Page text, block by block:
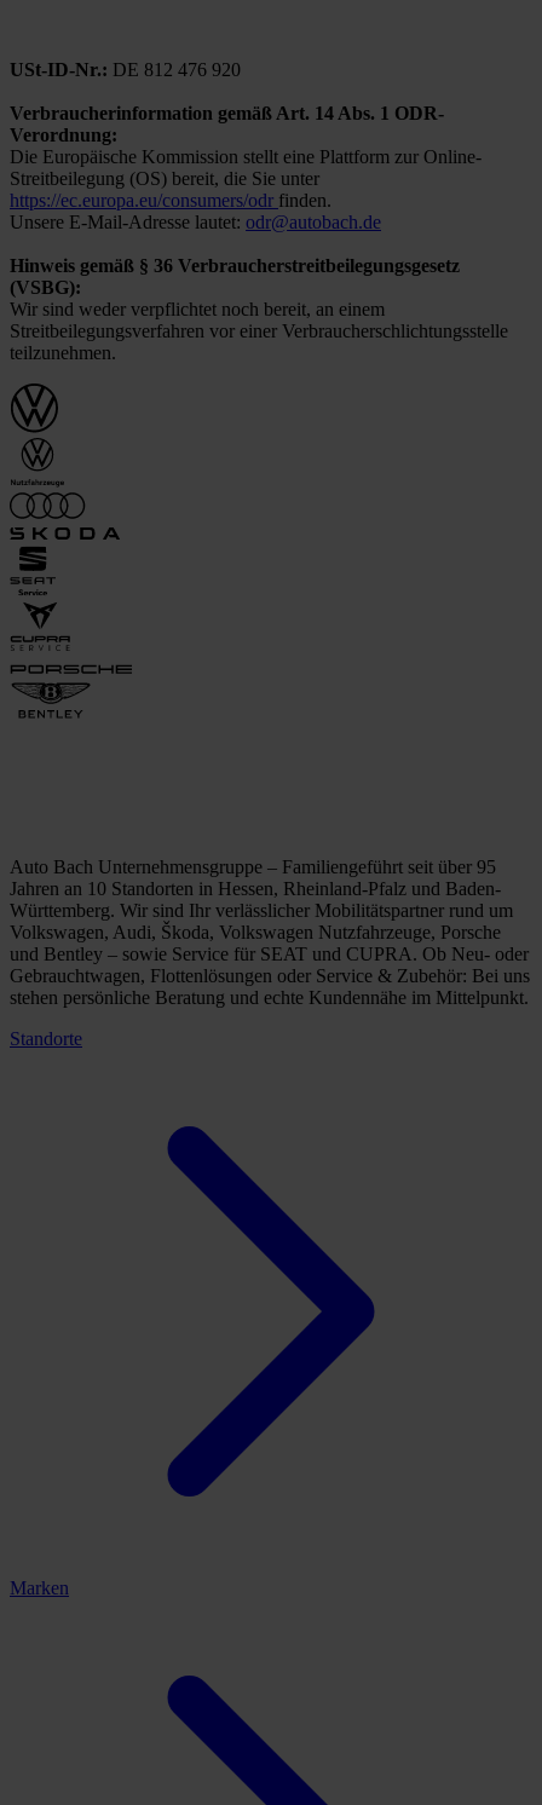
USt-ID-Nr.: DE 812 476 920
Verbraucherinformation gemäß Art. 14 Abs. 1 ODR-
Verordnung:
Die Europäische Kommission stellt eine Plattform zur Online-
Streitbeilegung (OS) bereit, die Sie unter
https://ec.europa.eu/consumers/odr finden.
Unsere E-Mail-Adresse lautet: odr@autobach.de
Hinweis gemäß § 36 Verbraucherstreitbeilegungsgesetz
(VSBG):
Wir sind weder verpflichtet noch bereit, an einem
Streitbeilegungsverfahren vor einer Verbraucherschlichtungsstelle
teilzunehmen.
Auto Bach Unternehmensgruppe – Familiengeführt seit über 95
Jahren an 10 Standorten in Hessen, Rheinland-Pfalz und Baden-
Württemberg. Wir sind Ihr verlässlicher Mobilitätspartner rund um
Volkswagen, Audi, Škoda, Volkswagen Nutzfahrzeuge, Porsche
und Bentley – sowie Service für SEAT und CUPRA. Ob Neu- oder
Gebrauchtwagen, Flottenlösungen oder Service & Zubehör: Bei uns
stehen persönliche Beratung und echte Kundennähe im Mittelpunkt.
Standorte
Marken